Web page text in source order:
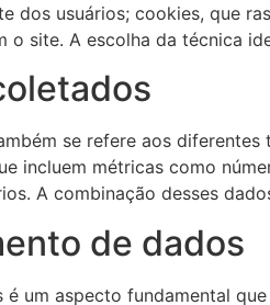
dos usuários; cookies, que
o site. A escolha da técnica
se refere aos
incluem métricas como
A combinação desses
de dados
um aspecto fundamental